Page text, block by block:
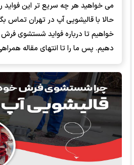
می خواهید هر چه سریع تر این فواید
حالا با قالیشویی آپ در تهران تماس
خواهیم تا درباره فواید شستشوی فرش
دهیم. پس ما را تا انتهای مقاله